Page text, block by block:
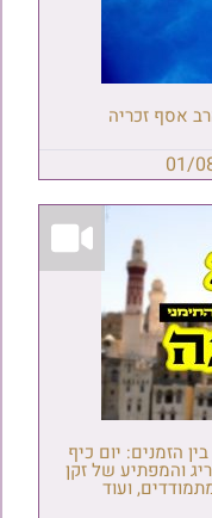
אסף זכריה
01/
הזמנים: יום כיף
והמפתיע של זקן
ועוד